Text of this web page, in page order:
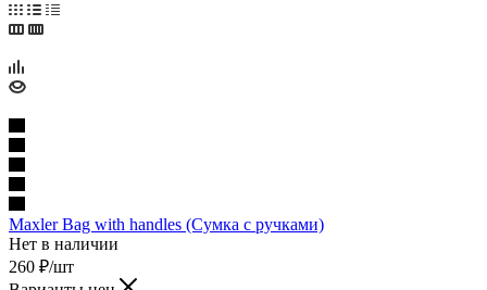
Maxler Bag with handles (Сумка с ручками)
Нет в наличии
260 ₽/шт